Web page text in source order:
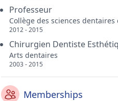
Professeur
Collège des sciences
2012 - 2015
Chirurgien Dentiste
Arts dentaires
2003 - 2015
Memberships